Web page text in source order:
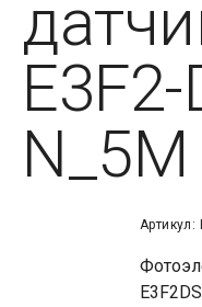
N_5M
Артикул: